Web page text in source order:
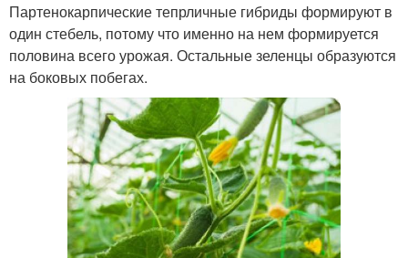
Партенокарпические тепрличные гибриды формируют в
один стебель, потому что именно на нем формируется
половина всего урожая. Остальные зеленцы образуются
на боковых побегах.